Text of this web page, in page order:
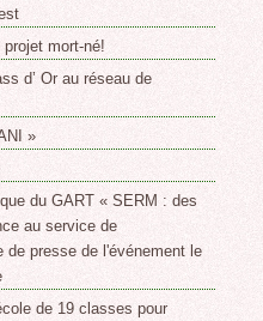
mort-né!
d’ Or au réseau de
»
du GART « SERM : des
au service de
de presse de l'événement le
de 19 classes pour